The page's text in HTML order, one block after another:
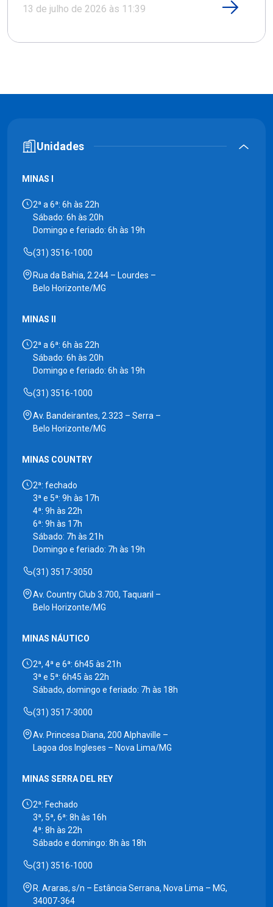
13 de julho de 2026 às 11:39
Unidades
MINAS I
2ª a 6ª: 6h às 22h
Sábado: 6h às 20h
Domingo e feriado: 6h às 19h
(31) 3516-1000
Rua da Bahia, 2.244 – Lourdes –
Belo Horizonte/MG
MINAS II
2ª a 6ª: 6h às 22h
Sábado: 6h às 20h
Domingo e feriado: 6h às 19h
(31) 3516-1000
Av. Bandeirantes, 2.323 – Serra –
Belo Horizonte/MG
MINAS COUNTRY
2ª: fechado
3ª e 5ª: 9h às 17h
4ª: 9h às 22h
6ª: 9h às 17h
Sábado: 7h às 21h
Domingo e feriado: 7h às 19h
(31) 3517-3050
Av. Country Club 3.700, Taquaril –
Belo Horizonte/MG
MINAS NÁUTICO
2ª, 4ª e 6ª: 6h45 às 21h
3ª e 5ª: 6h45 às 22h
Sábado, domingo e feriado: 7h às 18h
(31) 3517-3000
Av. Princesa Diana, 200 Alphaville –
Lagoa dos Ingleses – Nova Lima/MG
MINAS SERRA DEL REY
2ª: Fechado
3ª, 5ª, 6ª: 8h às 16h
4ª: 8h às 22h
Sábado e domingo: 8h às 18h
(31) 3516-1000
R. Araras, s/n – Estância Serrana, Nova Lima – MG,
34007-364